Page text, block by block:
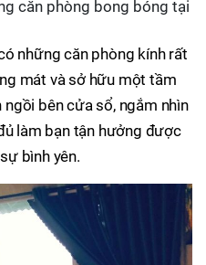
căn phòng bong bóng tại
những căn phòng kính rất
mát và sở hữu một tầm
ngồi bên cửa sổ, ngắm nhìn
làm bạn tận hưởng được
bình yên.